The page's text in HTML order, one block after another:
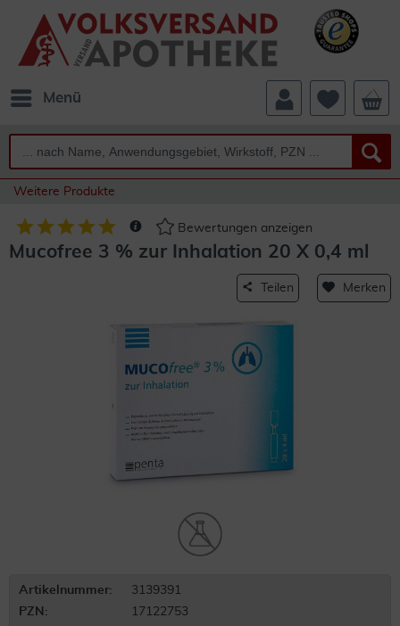
Menü
Weitere Produkte
Bewertungen anzeigen
Mucofree 3 % zur Inhalation 20 X 0,4 ml
Teilen Merken
Artikelnummer:
3139391
PZN:
17122753